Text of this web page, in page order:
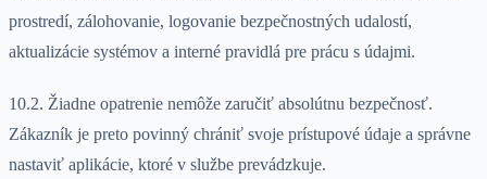
prostredí, zálohovanie, logovanie bezpečnostných udalostí,
aktualizácie systémov a interné pravidlá pre prácu s údajmi.
10.2. Žiadne opatrenie nemôže zaručiť absolútnu bezpečnosť.
Zákazník je preto povinný chrániť svoje prístupové údaje a správne
nastaviť aplikácie, ktoré v službe prevádzkuje.